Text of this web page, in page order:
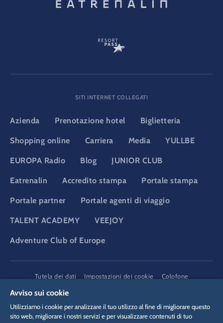
SITI INTERNET COLLEGATI
Azienda Prenotazione hotel Biglietteria
Shopping online Carriera Media YULLBE
EUROPA Radio Blog JUNIOR CLUB
Eatrenalin Accredito stampa Portale stampa
Portale partner Portale agenti di viaggio
TALENT ACADEMY VEEJOY
Adventure Club of Europe
DSGVO
Tutela dei dati Impostazioni dei cookie
Colofone
Avviso sui cookie
Utilizziamo i cookie per analizzare il tuo utilizzo al fine di migliorare questo
sito web, migliorare i nostri servizi e per visualizzare contenuti di tuo